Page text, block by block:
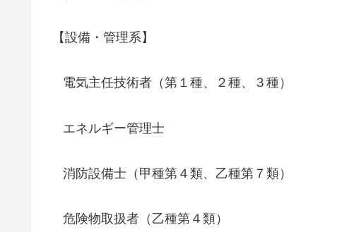
【設備・管理系】
電気主任技術者（第１種、２種、３種）
エネルギー管理士
消防設備士（甲種第４類、乙種第７類）
危険物取扱者（乙種第４類）